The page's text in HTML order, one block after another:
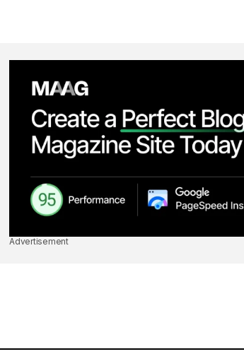
Advertisement